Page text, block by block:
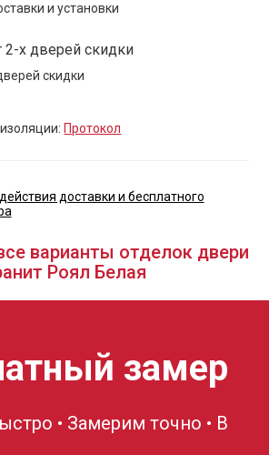
и установки
скидки
Протокол
доставки и бесплатного
варианты отделок двери
Роял Белая
замер
• Замерим точно • В